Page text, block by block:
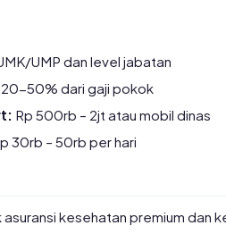
UMP dan level jabatan
20-50% dari gaji pokok
Rp 500rb – 2jt atau mobil dinas
30rb – 50rb per hari
kesehatan premium dan